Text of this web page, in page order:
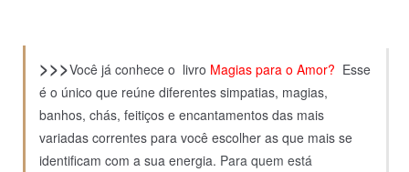
>>>Você já conhece o livro Magias para o Amor? Esse
é o único que reúne diferentes simpatias, magias,
banhos, chás, feitiços e encantamentos das mais
variadas correntes para você escolher as que mais se
identificam com a sua energia. Para quem está